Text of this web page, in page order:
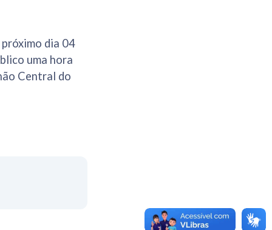
dia 04
uma hora
Central do